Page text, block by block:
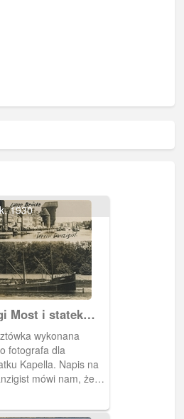
1930
Most i statek
wykonana
fotografa dla
Kapella. Napis na
mówi nam, że